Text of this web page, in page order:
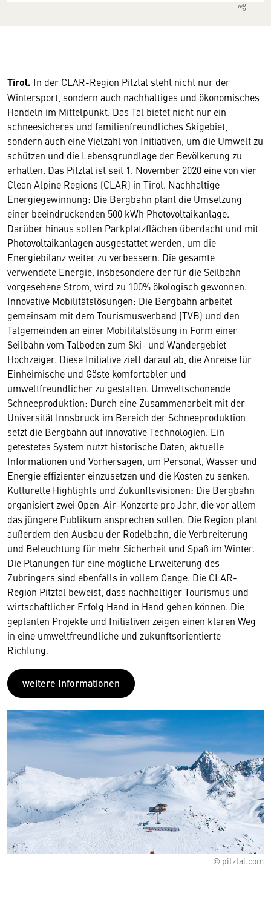
Tirol. In der CLAR-Region Pitztal steht nicht nur der
Wintersport, sondern auch nachhaltiges und ökonomisches
Handeln im Mittelpunkt. Das Tal bietet nicht nur ein
schneesicheres und familienfreundliches Skigebiet,
sondern auch eine Vielzahl von Initiativen, um die Umwelt zu
schützen und die Lebensgrundlage der Bevölkerung zu
erhalten. Das Pitztal ist seit 1. November 2020 eine von vier
Clean Alpine Regions (CLAR) in Tirol. Nachhaltige
Energiegewinnung: Die Bergbahn plant die Umsetzung
einer beeindruckenden 500 kWh Photovoltaikanlage.
Darüber hinaus sollen Parkplatzflächen überdacht und mit
Photovoltaikanlagen ausgestattet werden, um die
Energiebilanz weiter zu verbessern. Die gesamte
verwendete Energie, insbesondere der für die Seilbahn
vorgesehene Strom, wird zu 100% ökologisch gewonnen.
Innovative Mobilitätslösungen: Die Bergbahn arbeitet
gemeinsam mit dem Tourismusverband (TVB) und den
Talgemeinden an einer Mobilitätslösung in Form einer
Seilbahn vom Talboden zum Ski- und Wandergebiet
Hochzeiger. Diese Initiative zielt darauf ab, die Anreise für
Einheimische und Gäste komfortabler und
umweltfreundlicher zu gestalten. Umweltschonende
Schneeproduktion: Durch eine Zusammenarbeit mit der
Universität Innsbruck im Bereich der Schneeproduktion
setzt die Bergbahn auf innovative Technologien. Ein
getestetes System nutzt historische Daten, aktuelle
Informationen und Vorhersagen, um Personal, Wasser und
Energie effizienter einzusetzen und die Kosten zu senken.
Kulturelle Highlights und Zukunftsvisionen: Die Bergbahn
organisiert zwei Open-Air-Konzerte pro Jahr, die vor allem
das jüngere Publikum ansprechen sollen. Die Region plant
außerdem den Ausbau der Rodelbahn, die Verbreiterung
und Beleuchtung für mehr Sicherheit und Spaß im Winter.
Die Planungen für eine mögliche Erweiterung des
Zubringers sind ebenfalls in vollem Gange. Die CLAR-
Region Pitztal beweist, dass nachhaltiger Tourismus und
wirtschaftlicher Erfolg Hand in Hand gehen können. Die
geplanten Projekte und Initiativen zeigen einen klaren Weg
in eine umweltfreundliche und zukunftsorientierte
Richtung.
weitere Informationen
© pitztal.com